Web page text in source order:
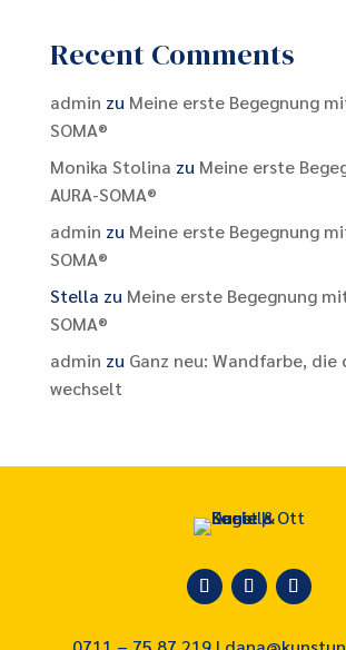
Recent Comments
admin zu Meine erste Begegnung
SOMA®
Monika Stolina zu Meine erste
AURA-SOMA®
admin zu Meine erste Begegnung
SOMA®
Stella zu Meine erste Begegnung
SOMA®
admin zu Ganz neu: Wandfarbe, die
wechselt